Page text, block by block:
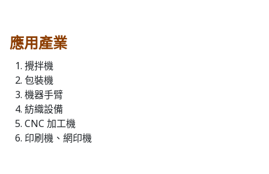
應用產業
攪拌機
包裝機
機器手臂
紡織設備
CNC 加工機
印刷機、網印機